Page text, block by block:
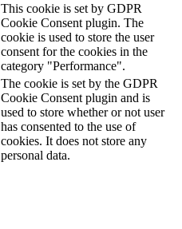
This cookie is set by GDPR
Cookie Consent plugin. The
cookie is used to store the user
consent for the cookies in the
category "Performance".
The cookie is set by the GDPR
Cookie Consent plugin and is
used to store whether or not user
has consented to the use of
cookies. It does not store any
personal data.